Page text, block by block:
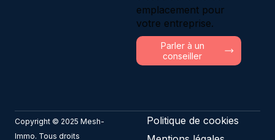
emplacement pour
votre entreprise.
Parler à un
conseiller
Copyright © 2025 Mesh-
Immo. Tous droits
Politique de cookies